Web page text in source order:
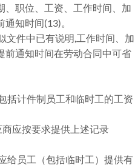
、职位、工资、工作时间、加
知时间(13)。
文件中已有说明,工作时间、加
前通知时间在劳动合同中可省
括计件制员工和临时工的工资
应按要求提供上述记录
给员工（包括临时工）提供有